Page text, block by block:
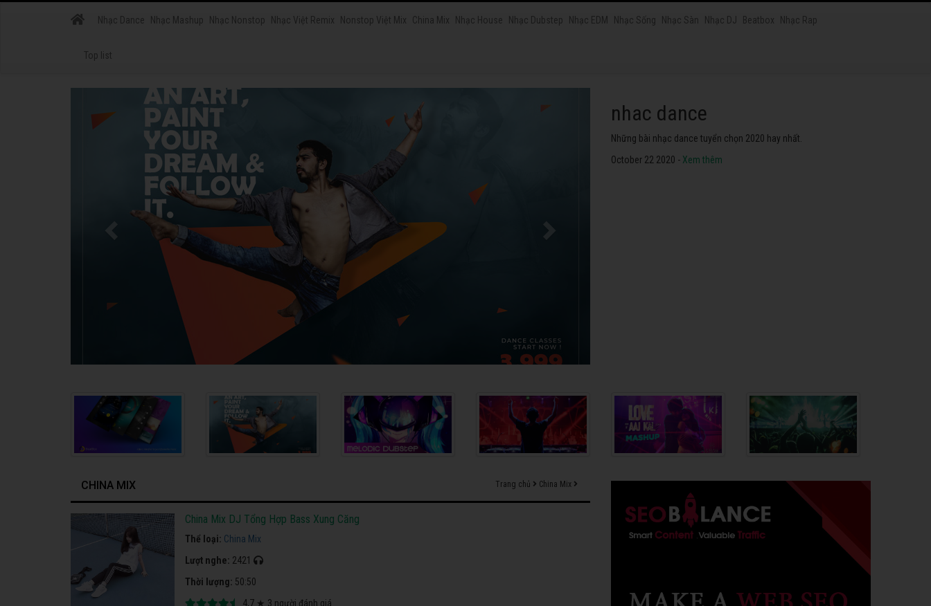
Nhạc Dance Nhạc Mashup Nhạc Nonstop Nhạc Việt Remix Nonstop Việt Mix China Mix Nhạc House Nhạc Dubstep Nhạc EDM Nhạc Sống Nhạc Sàn Nhạc DJ Beatbox Nhạc Rap
Top list
nhac dance
Những bài nhạc dance tuyển chọn 2020 hay nhất.
October 22 2020 - Xem thêm
CHINA MIX Trang chủ China Mix
China Mix DJ Tổng Hợp Bass Xung Căng
Thể loại: China Mix
Lượt nghe: 2421
Thời lượng: 50:50
4,7 ★ 3 người đánh giá